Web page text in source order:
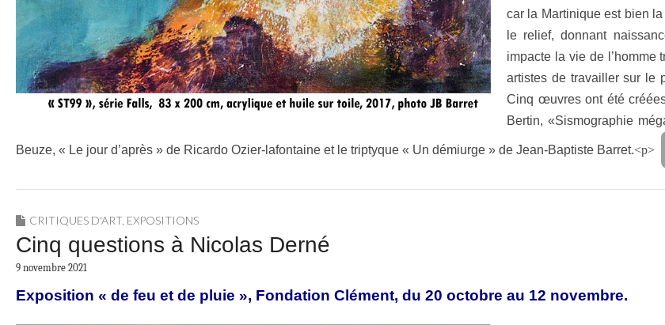
car la Martinique est bien
le relief, donnant
impacte la vie de l’homme
artistes de travailler sur le
Cinq œuvres ont été
Bertin, «Sismographie
Beuze, « Le jour d’après » de Ricardo Ozier-lafontaine et le triptyque « Un démiurge » de Jean-Baptiste Barret.<p>
CRITIQUES D'ART, EXPOSITIONS
Cinq questions à Nicolas Derné
9 novembre 2021
Exposition « de feu et de pluie », Fondation Clément, du 20 octobre au 12 novembre.